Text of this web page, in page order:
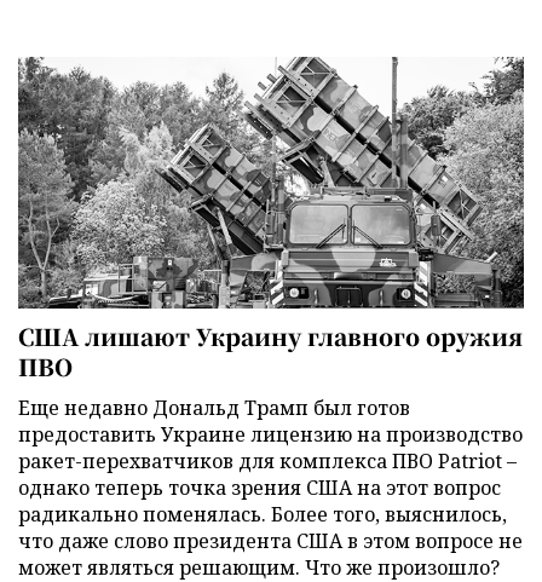
США лишают Украину главного оружия
ПВО
Еще недавно Дональд Трамп был готов
предоставить Украине лицензию на производство
ракет-перехватчиков для комплекса ПВО Patriot –
однако теперь точка зрения США на этот вопрос
радикально поменялась. Более того, выяснилось,
что даже слово президента США в этом вопросе не
может являться решающим. Что же произошло?